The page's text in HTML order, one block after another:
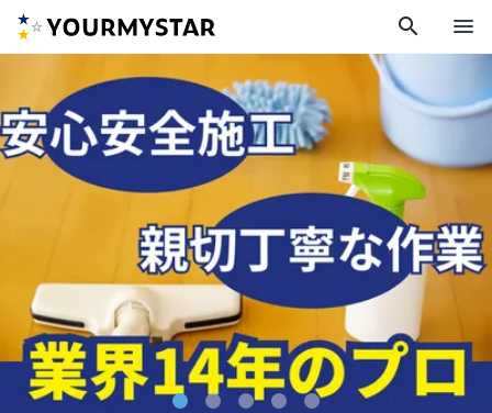
search menu